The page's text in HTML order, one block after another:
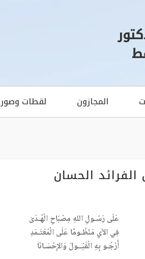
المجازون لقطات وصور
الفرائد الحسان
عَلَى رَسُـولِ اللهِ مِصْبَاحِ الْهُـدَىٰ
فِي الآي مَنْظُـومًا عَلَى الْمُعْتَـمَدِ
أَرْجُـو بِهِ الْقَبُــولَ وَالإِحْسَـانَا